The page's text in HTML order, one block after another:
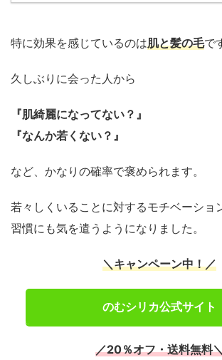
特に効果を感じているのは肌と髪の毛で
久しぶりに会った人から
『肌綺麗になってない？』
『なんか若くない？』
など、かなりの確率で褒められます。
若々しくいることに対するモチベーショ
習慣にも気を遣うようになりました。
＼キャンペーン中！／
のむシリカ公式サイト
／20％オフ・送料無料